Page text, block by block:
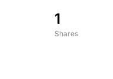
1
Shares